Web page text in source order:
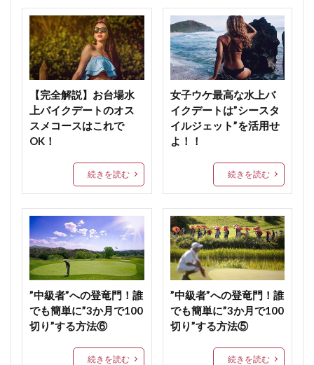
【完全解説】お台場水
上バイクデートのオス
スメコースはこれで
OK！
続きを読む
女子ウケ最高な水上バ
イクデートは”シースタ
イルジェット”を活用せ
よ！！
続きを読む
”中級者”への登竜門！誰
でも簡単に”3か月で100
切り”する方法⑥
続きを読む
”中級者”への登竜門！誰
でも簡単に”3か月で100
切り”する方法⑤
続きを読む